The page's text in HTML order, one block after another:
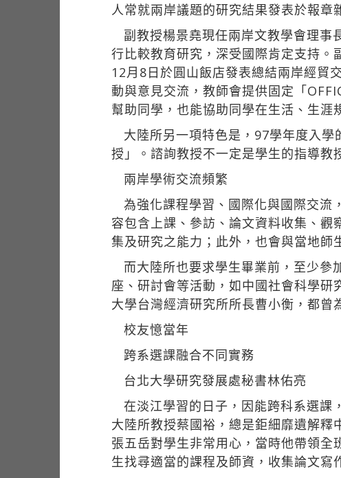
人常就兩岸議題的研究結果發表於報章
副教授楊景堯現任兩岸文教學會理事
行比較教育研究，深受國際肯定支持
12月8日於圓山飯店發表總結兩岸經貿
動與意見交流，教師會提供固定「
幫助同學，也能協助同學在生活、生涯
大陸所另一項特色是，97學年度入
授」。諮詢教授不一定是學生的指導教
兩岸學術交流頻繁
為強化課程學習、國際化與國際交流
容包含上課、參訪、論文資料收集、
集及研究之能力；此外，也會與當地師
而大陸所也要求學生畢業前，至少
座、研討會等活動，如中國社會科學
大學台灣經濟研究所所長曹小衡，都曾
校友憶當年
跨系選課融合不同實務
台北大學研究發展處秘書林佑亮
在淡江學習的日子，因能跨科系選課
大陸所教授蔡國裕，總是鉅細靡遺解
張五岳對學生非常用心，當時他帶領
生找尋適當的課程及師資，收集論文寫